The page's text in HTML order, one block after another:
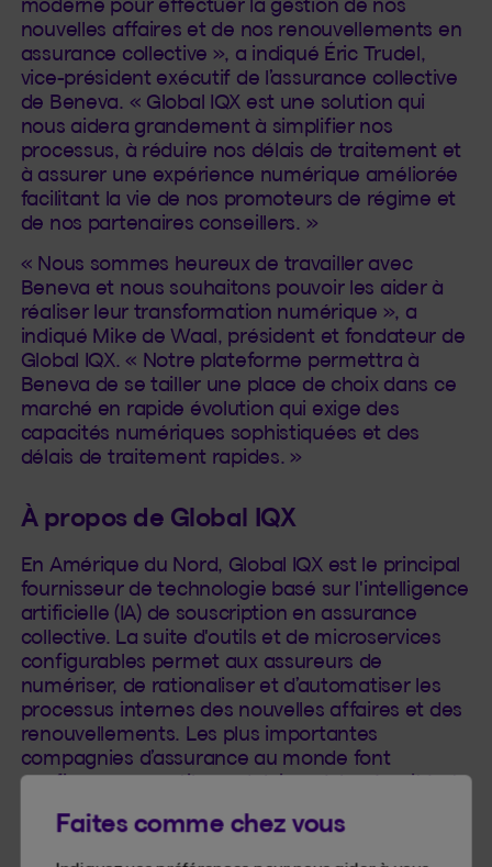
moderne pour effectuer la gestion de nos
nouvelles affaires et de nos renouvellements en
assurance collective », a indiqué Éric Trudel,
vice-président exécutif de l’assurance collective
de Beneva. « Global IQX est une solution qui
nous aidera grandement à simplifier nos
processus, à réduire nos délais de traitement et
à assurer une expérience numérique améliorée
facilitant la vie de nos promoteurs de régime et
de nos partenaires conseillers. »
« Nous sommes heureux de travailler avec
Beneva et nous souhaitons pouvoir les aider à
réaliser leur transformation numérique », a
indiqué Mike de Waal, président et fondateur de
Global IQX. « Notre plateforme permettra à
Beneva de se tailler une place de choix dans ce
marché en rapide évolution qui exige des
capacités numériques sophistiquées et des
délais de traitement rapides. »
À propos de Global IQX
En Amérique du Nord, Global IQX est le principal
fournisseur de technologie basé sur l'intelligence
artificielle (IA) de souscription en assurance
collective. La suite d'outils et de microservices
configurables permet aux assureurs de
numériser, de rationaliser et d’automatiser les
processus internes des nouvelles affaires et des
renouvellements. Les plus importantes
compagnies d’assurance au monde font
confiance aux outils modulaires, à la sécurité et
Faites comme chez vous